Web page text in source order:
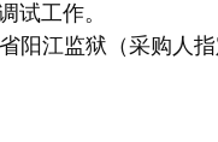
试工作。
阳江监狱（采购人指